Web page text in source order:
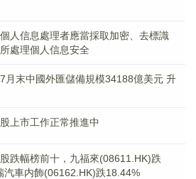
人信息處理者應當採取加密、去標識
處理個人信息安全
月末中國外匯儲備規模34188億美元 升
上市工作正常推進中
股跌幅榜前十，九福來(08611.HK)跌
汽車内飾(06162.HK)跌18.44%